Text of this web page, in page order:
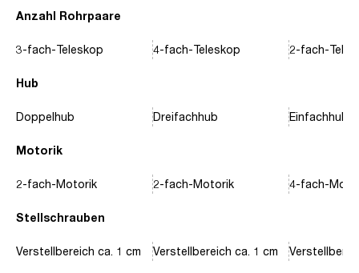
Anzahl Rohrpaare
Hub
Motorik
Stellschrauben
3-fach-Teleskop
Doppelhub
2-fach-Motorik
Verstellbereich ca. 1 cm
4-fach-Teleskop
Dreifachhub
2-fach-Motorik
Verstellbereich ca. 1 cm
2-fach-
Einfachhub
4-fach-